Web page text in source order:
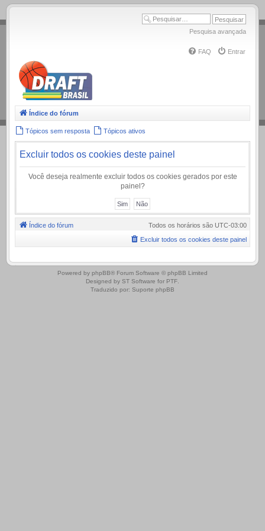
.
Pesquisa avançada
FAQ Entrar
Índice do fórum
Tópicos sem resposta Tópicos ativos
Excluir todos os cookies deste painel
Você deseja realmente excluir todos os cookies gerados por este
painel?
Índice do fórum Todos os horários são UTC-03:00
Excluir todos os cookies deste painel
.
Powered by phpBB® Forum Software © phpBB Limited
Designed by ST Software for PTF
Traduzido por: Suporte phpBB